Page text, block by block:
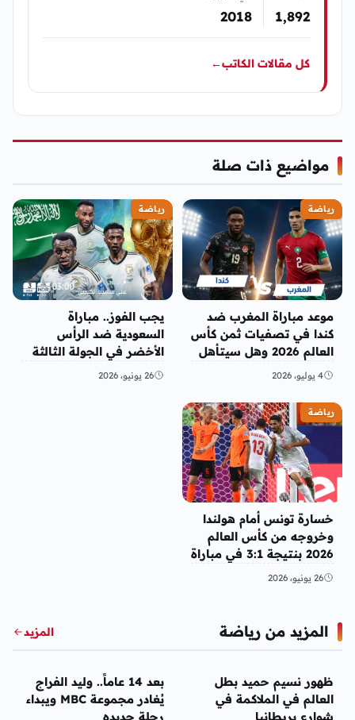
1٬892 2018
كل مقالات الكاتب←
مواضيع ذات صلة
رياضة
موعد مباراة المغرب ضد
كندا في تصفيات ثمن كأس
العالم 2026 وهل سيتأهل
للدور 16
4 يوليو، 2026
رياضة
يجب الفوز.. مباراة
السعودية ضد الرأس
الأخضر في الجولة الثالثة
من كأس العالم 2026
26 يونيو، 2026
رياضة
خسارة تونس أمام هولندا
وخروجه من كأس العالم
2026 بنتيجة 3:1 في مباراة
حزينة
26 يونيو، 2026
المزيد من رياضة المزيد
ظهور نسيم حميد بطل
العالم في الملاكمة في
شوارع بريطانيا
بعد 14 عاماً.. وليد الفراج
يُغادر مجموعة MBC ويبداء
رحلة جديده